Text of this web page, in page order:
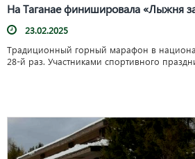
На Таганае финишировала «Лыжня
23.02.2025
Традиционный горный марафон в
28-й раз. Участниками спортивного